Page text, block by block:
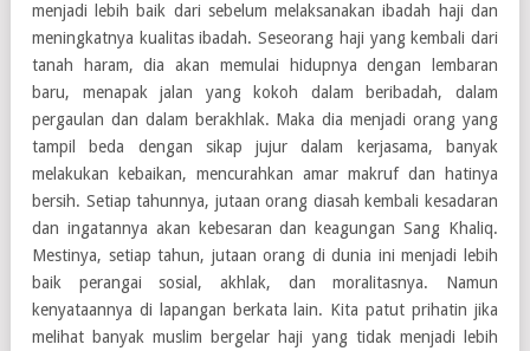
menjadi lebih baik dari sebelum melaksanakan ibadah haji dan
meningkatnya kualitas ibadah. Seseorang haji yang kembali dari
tanah haram, dia akan memulai hidupnya dengan lembaran
baru, menapak jalan yang kokoh dalam beribadah, dalam
pergaulan dan dalam berakhlak. Maka dia menjadi orang yang
tampil beda dengan sikap jujur dalam kerjasama, banyak
melakukan kebaikan, mencurahkan amar makruf dan hatinya
bersih. Setiap tahunnya, jutaan orang diasah kembali kesadaran
dan ingatannya akan kebesaran dan keagungan Sang Khaliq.
Mestinya, setiap tahun, jutaan orang di dunia ini menjadi lebih
baik perangai sosial, akhlak, dan moralitasnya. Namun
kenyataannya di lapangan berkata lain. Kita patut prihatin jika
melihat banyak muslim bergelar haji yang tidak menjadi lebih